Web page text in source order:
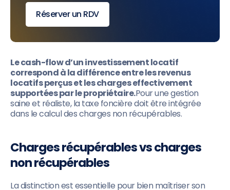
Réserver un RDV
Le cash-flow d’un investissement locatif
correspond à la différence entre les revenus
locatifs perçus et les charges effectivement
supportées par le propriétaire.Pour une gestion
saine et réaliste, la taxe foncière doit être intégrée
dans le calcul des charges non récupérables.
Charges récupérables vs charges
non récupérables
La distinction est essentielle pour bien maîtriser son